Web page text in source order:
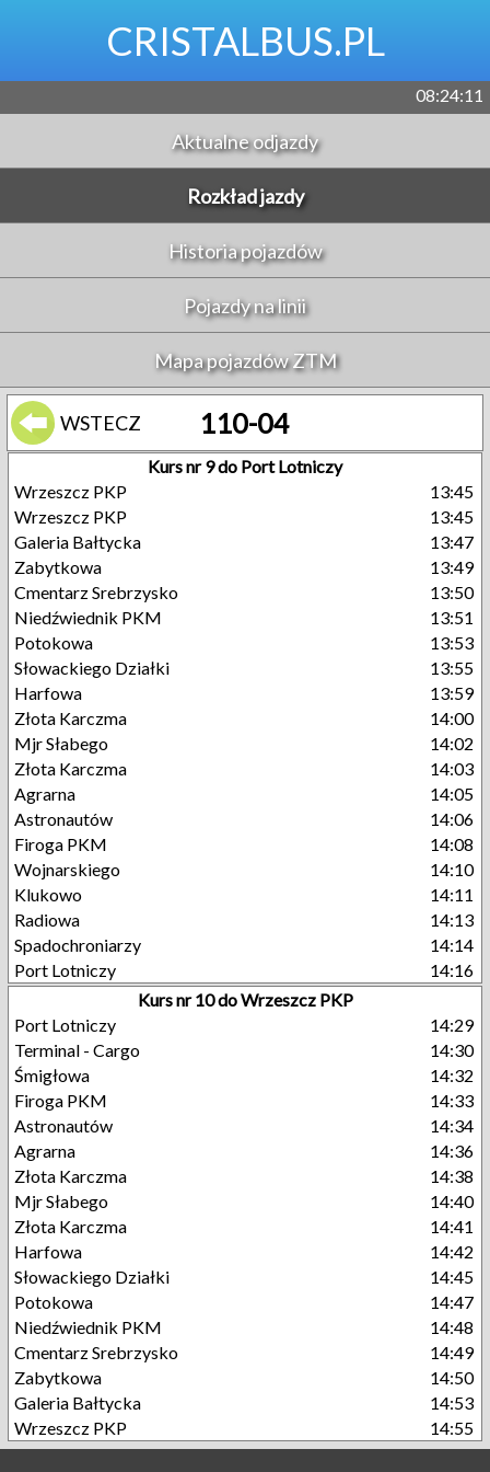
CRISTALBUS.PL
08:24:11
Aktualne odjazdy
Rozkład jazdy
Historia pojazdów
Pojazdy na linii
Mapa pojazdów ZTM
WSTECZ 110-04
Kurs nr 9 do Port Lotniczy
Wrzeszcz PKP
13:45
Wrzeszcz PKP
13:45
Galeria Bałtycka
13:47
Zabytkowa
13:49
Cmentarz Srebrzysko
13:50
Niedźwiednik PKM
13:51
Potokowa
13:53
Słowackiego Działki
13:55
Harfowa
13:59
Złota Karczma
14:00
Mjr Słabego
14:02
Złota Karczma
14:03
Agrarna
14:05
Astronautów
14:06
Firoga PKM
14:08
Wojnarskiego
14:10
Klukowo
14:11
Radiowa
14:13
Spadochroniarzy
14:14
Port Lotniczy
14:16
Kurs nr 10 do Wrzeszcz PKP
Port Lotniczy
14:29
Terminal - Cargo
14:30
Śmigłowa
14:32
Firoga PKM
14:33
Astronautów
14:34
Agrarna
14:36
Złota Karczma
14:38
Mjr Słabego
14:40
Złota Karczma
14:41
Harfowa
14:42
Słowackiego Działki
14:45
Potokowa
14:47
Niedźwiednik PKM
14:48
Cmentarz Srebrzysko
14:49
Zabytkowa
14:50
Galeria Bałtycka
14:53
Wrzeszcz PKP
14:55